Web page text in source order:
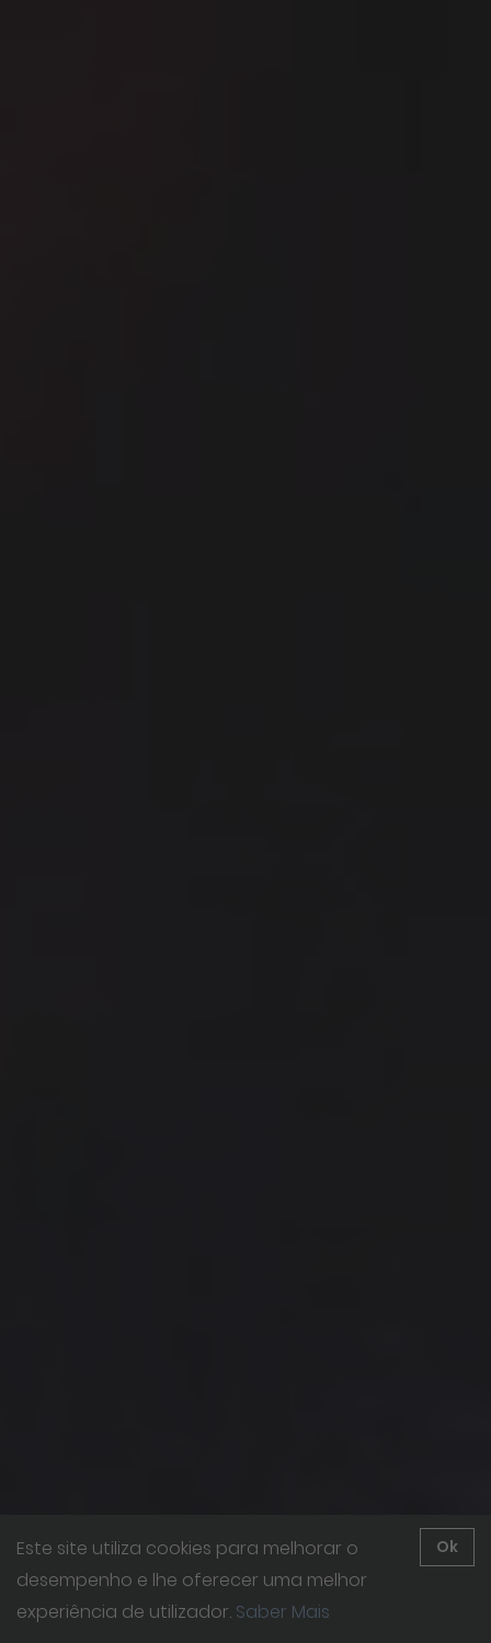
Ok
Este site utiliza cookies para melhorar o
desempenho e lhe oferecer uma melhor
experiência de utilizador. Saber Mais